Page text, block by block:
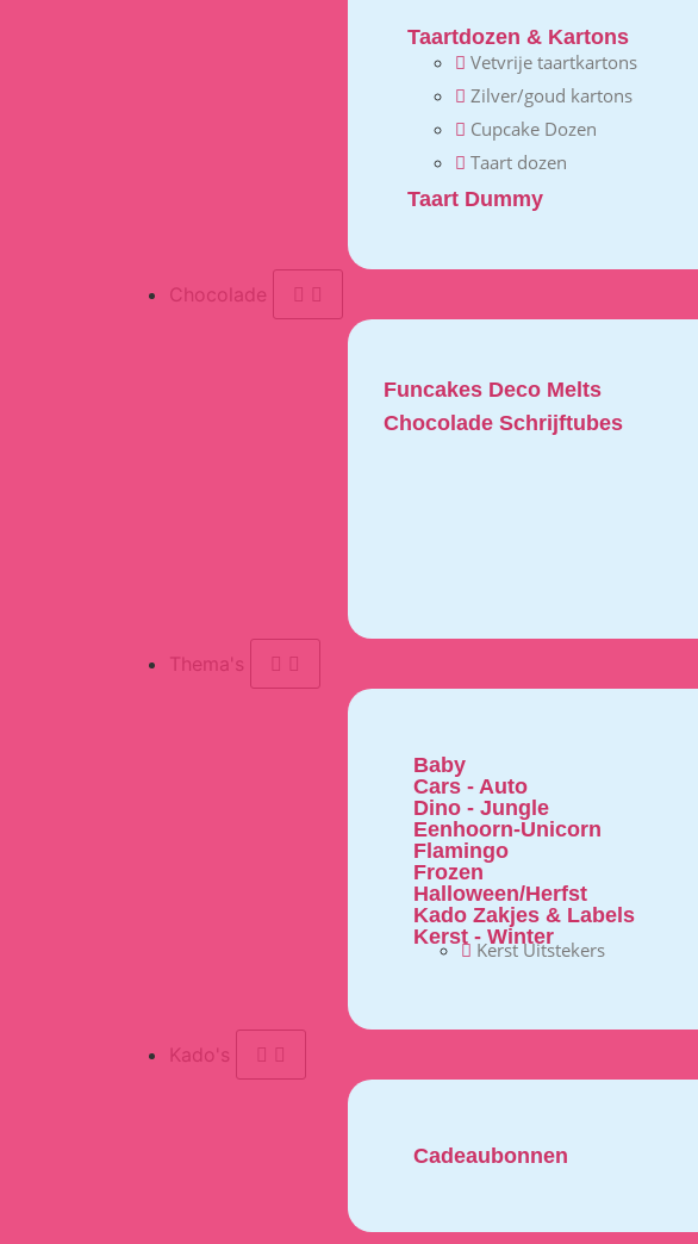
Taartdozen & Kartons
Vetvrije taartkartons
Zilver/goud kartons
Cupcake Dozen
Taart dozen
Taart Dummy
Chocolade
Funcakes Deco Melts
Chocolade Schrijftubes
Thema's
Baby
Cars - Auto
Dino - Jungle
Eenhoorn-Unicorn
Flamingo
Frozen
Halloween/Herfst
Kado Zakjes & Labels
Kerst - Winter
Kerst Uitstekers
Kado's
Cadeaubonnen